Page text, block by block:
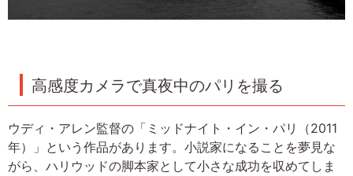
高感度カメラで真夜中のパリを撮る
ウディ・アレン監督の「ミッドナイト・イン・パリ（2011
年）」という作品があります。小説家になることを夢見な
がら、ハリウッドの脚本家として小さな成功を収めてしま